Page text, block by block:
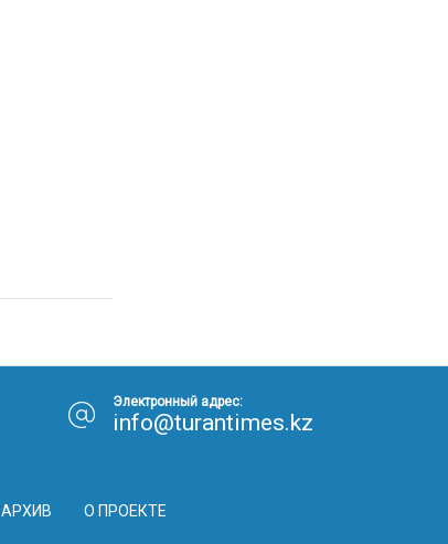
АРХИВ О ПРОЕКТЕ
Электронный адрес:
info@turantimes.kz